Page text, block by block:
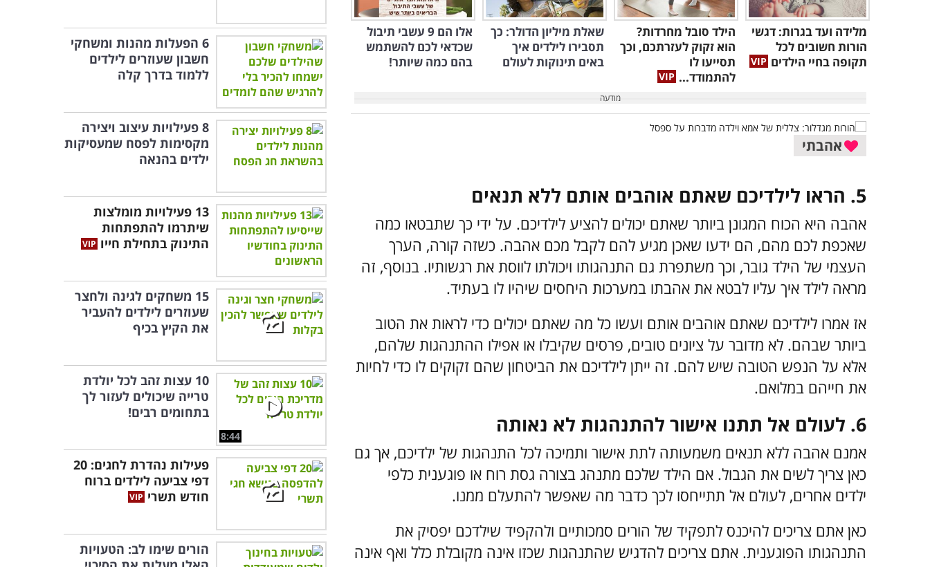
מלידה ועד בגרות: דגשי
הורות חשובים לכל
תקופה בחיי הילדים
הילד סובל מחרדות?
הוא זקוק לעזרתכם, וכך
תסייעו לו
להתמודד...
שאלת מיליון הדולר: כך
תסבירו לילדים איך
באים תינוקות לעולם
אלו הם 9 עשבי תיבול
שכדאי לכם להשתמש
בהם כמה שיותר!
אהבתי
5. הראו לילדיכם שאתם אוהבים אותם ללא תנאים
אהבה היא הכוח המגונן ביותר שאתם יכולים להציע לילדיכם. על ידי כך שתבטאו כמה
שאכפת לכם מהם, הם ידעו שאכן מגיע להם לקבל מכם אהבה. כשזה קורה, הערך
העצמי של הילד גובר, וכך משתפרת גם התנהגותו ויכולתו לווסת את רגשותיו. בנוסף, זה
מראה לילד איך עליו לבטא את אהבתו במערכות היחסים שיהיו לו בעתיד.
אז אמרו לילדיכם שאתם אוהבים אותם ועשו כל מה שאתם יכולים כדי לראות את הטוב
ביותר שבהם. לא מדובר על ציונים טובים, פרסים שקיבלו או אפילו ההתנהגות שלהם,
אלא על הנפש הטובה שיש להם. זה ייתן לילדיכם את הביטחון שהם זקוקים לו כדי לחיות
את חייהם במלואם.
6. לעולם אל תתנו אישור להתנהגות לא נאותה
אמנם אהבה ללא תנאים משמעותה לתת אישור ותמיכה לכל התנהגות של ילדיכם, אך גם
כאן צריך לשים את הגבול. אם הילד שלכם מתנהג בצורה גסת רוח או פוגענית כלפי
ילדים אחרים, לעולם אל תתייחסו לכך כדבר מה שאפשר להתעלם ממנו.
כאן אתם צריכים להיכנס לתפקיד של הורים סמכותיים ולהקפיד שילדכם יפסיק את
התנהגותו הפוגענית. אתם צריכים להדגיש שהתנהגות שכזו אינה מקובלת כלל ואף אינה
6 הפעלות מהנות ומשחקי
חשבון שעוזרים לילדים
ללמוד בדרך קלה
8 פעילויות עיצוב ויצירה
מקסימות לפסח שמעסיקות
ילדים בהנאה
13 פעילויות מומלצות
שיתרמו להתפתחות
התינוק בתחילת חייו
15 משחקים לגינה ולחצר
שעוזרים לילדים להעביר
את הקיץ בכיף
8:44
10 עצות זהב לכל יולדת
טרייה שיכולים לעזור לך
בתחומים רבים!
פעילות נהדרת לחגים: 20
דפי צביעה לילדים ברוח
חודש תשרי
הורים שימו לב: הטעויות